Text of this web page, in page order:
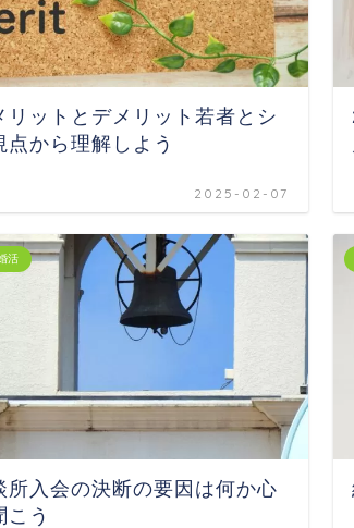
リットとデメリット若者とシ
点から理解しよう
2025-02-07
活
所入会の決断の要因は何か心
こう